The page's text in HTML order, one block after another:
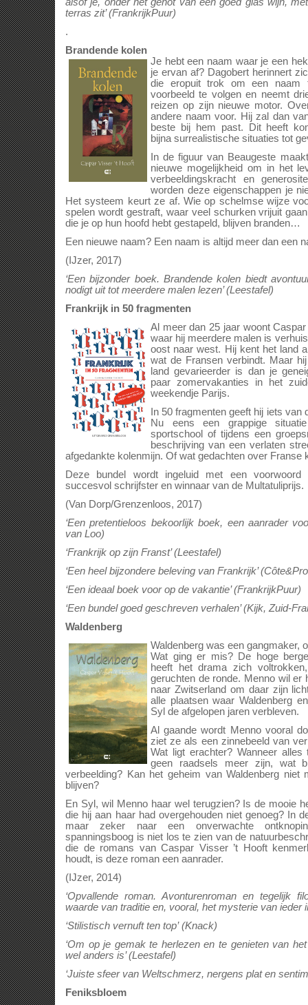
terras zit’ (FrankrijkPuur)
.
Brandende kolen
Je hebt een naam waar je een
je ervan af? Dagobert herinnert
die eropuit trok om een naam
voorbeeld te volgen en neemt
reizen op zijn nieuwe motor.
andere naam voor. Hij zal dan
beste bij hem past. Dit heeft
bijna surrealistische situaties tot
In de figuur van Beaugeste
nieuwe mogelijkheid om in het
verbeeldingskracht en
worden deze eigenschappen je
Het systeem keurt ze af. Wie op schelmse wijze
spelen wordt gestraft, waar veel schurken vrijuit
die je op hun hoofd hebt gestapeld, blijven branden…
Een nieuwe naam? Een naam is altijd meer dan een
(IJzer, 2017)
‘Een bijzonder boek. Brandende kolen biedt
nodigt uit tot meerdere malen lezen’ (Leestafel)
Frankrijk in 50 fragmenten
Al meer dan 25 jaar woont
waar hij meerdere malen is
oost naar west. Hij kent het land
wat de Fransen verbindt. Maar
land gevarieerder is dan je
paar zomervakanties in het
weekendje Parijs.
In 50 fragmenten geeft hij iets
Nu eens een grappige
sportschool of tijdens een
beschrijving van een verlaten
afgedankte kolenmijn. Of wat gedachten over
Deze bundel wordt ingeluid met een voorwoord
succesvol schrijfster en winnaar van de Multatuliprijs.
(Van Dorp/Grenzenloos, 2017)
‘Een pretentieloos bekoorlijk boek, een aanrader
van Loo)
‘Frankrijk op zijn Franst’ (Leestafel)
‘Een heel bijzondere beleving van Frankrijk’
‘Een ideaal boek voor op de vakantie’ (FrankrijkPuur)
‘Een bundel goed geschreven verhalen’ (Kijk, Zuid-
Waldenberg
Waldenberg was een gangmaker,
Wat ging er mis? De hoge
heeft het drama zich
geruchten de ronde. Menno wil er
naar Zwitserland om daar zijn
alle plaatsen waar Waldenberg
Syl de afgelopen jaren verbleven.
Al gaande wordt Menno vooral
ziet ze als een zinnebeeld van
Wat ligt erachter? Wanneer
geen raadsels meer zijn, wat
verbeelding? Kan het geheim van Waldenberg niet
blijven?
En Syl, wil Menno haar wel terugzien? Is de mooie
die hij aan haar had overgehouden niet genoeg? In
maar zeker naar een onverwachte
spanningsboog is niet los te zien van de
die de romans van Caspar Visser ’t Hooft
houdt, is deze roman een aanrader.
(IJzer, 2014)
‘Opvallende roman. Avonturenroman en tegelijk
waarde van traditie en, vooral, het mysterie van ieder
‘Stilistisch vernuft ten top’ (Knack)
‘Om op je gemak te herlezen en te genieten van
wel anders is’ (Leestafel)
‘Juiste sfeer van Weltschmerz, nergens plat en
Feniksbloem